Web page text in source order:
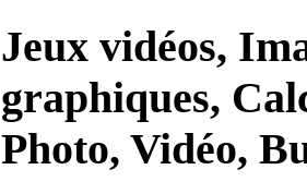
Jeux vidéos,
graphiques,
Photo, Vidéo,